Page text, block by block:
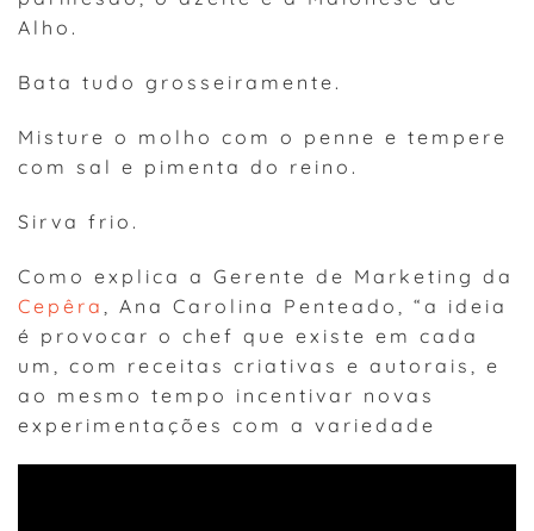
Alho.
Bata tudo grosseiramente.
Misture o molho com o penne e tempere
com sal e pimenta do reino.
Sirva frio.
Como explica a Gerente de Marketing da
Cepêra
, Ana Carolina Penteado, “a ideia
é provocar o chef que existe em cada
um, com receitas criativas e autorais, e
ao mesmo tempo incentivar novas
experimentações com a variedade